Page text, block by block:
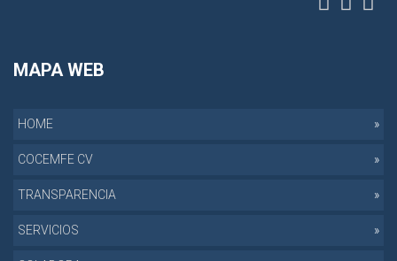
MAPA WEB
HOME
COCEMFE CV
TRANSPARENCIA
SERVICIOS